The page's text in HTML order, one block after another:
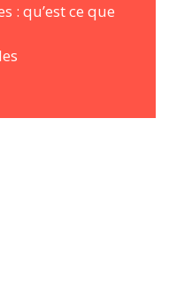
: qu’est ce que